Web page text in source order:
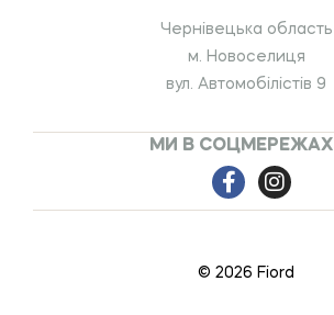
Чернівецька область
м. Новоселиця
вул. Автомобілістів 9
МИ В СОЦМЕРЕЖАХ
© 2026 Fiord